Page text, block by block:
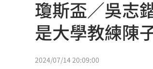
熟齡經濟藍海！中信金
獨／文博會爆爭議 假
快訊／大樂透8/7中獎號
瓊斯盃／吳志
是大學教練陳
2024/07/14 20:09:00